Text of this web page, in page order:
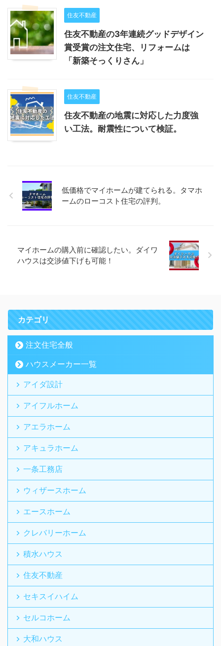
住友不動産
住友不動産の3年連続グッドデザイン
賞受賞の注文住宅、リフォームは
「新築そっくりさん」
住友不動産
住友不動産の地震に対応した力度強
い工法。耐震性について検証。
低価格でマイホームが建てられる。タマホ
ームのローコスト住宅の評判。
マイホームの購入前に確認したい。ダイワ
ハウスは交渉値下げも可能！
カテゴリ
注文住宅全般
ハウスメーカー一覧
アイダ設計
アイフルホーム
アエラホーム
アキュラホーム
一条工務店
ウィザースホーム
エースホーム
クレバリーホーム
積水ハウス
住友不動産
セキスイハイム
セルコホーム
大和ハウス